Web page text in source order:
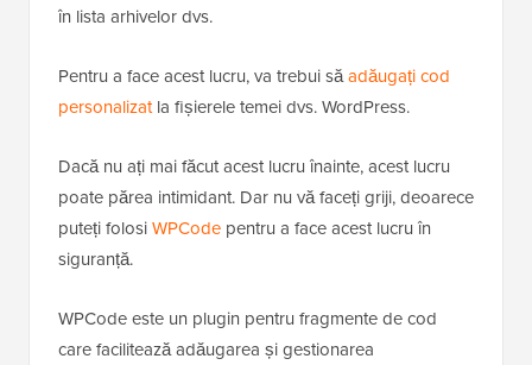
în lista arhivelor dvs.
Pentru a face acest lucru, va trebui săadăugați cod
personalizatla fișierele temei dvs. WordPress.
Dacă nu ați mai făcut acest lucru înainte, acest lucru
poate părea intimidant. Dar nu vă faceți griji, deoarece
puteți folosiWPCode pentru a face acest lucru în
siguranță.
WPCode este un plugin pentru fragmente de cod
care facilitează adăugarea și gestionarea